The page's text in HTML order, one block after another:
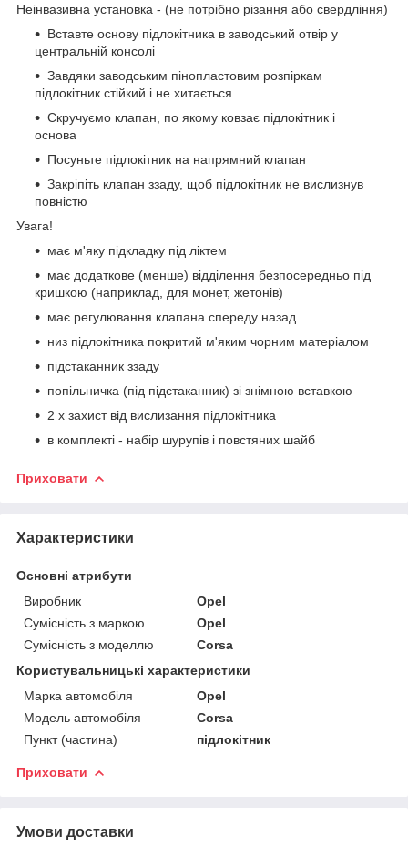
Неінвазивна установка - (не потрібно різання або свердління)
Вставте основу підлокітника в заводський отвір у
центральній консолі
Завдяки заводським пінопластовим розпіркам
підлокітник стійкий і не хитається
Скручуємо клапан, по якому ковзає підлокітник і
основа
Посуньте підлокітник на напрямний клапан
Закріпіть клапан ззаду, щоб підлокітник не вислизнув
повністю
Увага!
має м'яку підкладку під ліктем
має додаткове (менше) відділення безпосередньо під
кришкою (наприклад, для монет, жетонів)
має регулювання клапана спереду назад
низ підлокітника покритий м'яким чорним матеріалом
підстаканник ззаду
попільничка (під підстаканник) зі знімною вставкою
2 x захист від вислизання підлокітника
в комплекті - набір шурупів і повстяних шайб
Приховати
Характеристики
Основні атрибути
Виробник
Opel
Сумісність з маркою
Opel
Сумісність з моделлю
Corsa
Користувальницькі характеристики
Марка автомобіля
Opel
Модель автомобіля
Corsa
Пункт (частина)
підлокітник
Приховати
Умови доставки